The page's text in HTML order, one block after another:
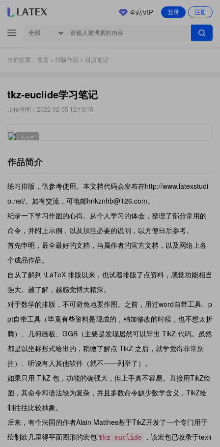
登录 注册
全站VIP
当前位置： 首页 > 排版作品 > 日历笔记
tkz-euclide学习笔记
上传时间：2022-02-05 12:10:15
1/15
作品简介
练习排版，供参考使用。本文档代码会发布在http://www.latexstudi
o.net/。如有交流，可电邮hnkznhb@126.com。
纪录一下学习作图的心得。从个人学习的体会，整理了部分常用的
命令，并附上示例，以及加注必要的说明，以方便日后参考。
首先申明，最全最好的文档，当属作者的官方文档，以及网络上各
个成品作品。
自从了解到 \LaTeX 排版以来，也试着排版了点资料，感觉功能相当
强大。越了解，越感觉博大精深。
对于数学的排版，不可避免地要作图。之前，用过word自带工具、p
pt自带工具（毕竟有些资料是现成的，稍加修改的时候，也不想太折
腾）、几何画板、GGB（主要是发现居然可以导出 TikZ 代码。虽然
都是以坐标形式给出的，稍微了解点 TikZ 之后，就学觉得非常别
扭）、听说有人其他软件（就不一一列举了）。
如果只用 TikZ 包，功能的确强大，但上手真不容易。直接用TikZ绘
图，其命令和语法较为复杂，并且多数命令缺少数学含义，TikZ绘
制往往比较抽象。
后来，有个法国的作者Alain Matthes基于TikZ开发了一个专门用于
绘制欧几里得平面图形的宏包 tkz-euclide
，该宏包已收录于texli